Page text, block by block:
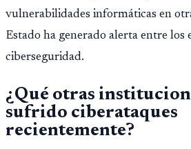
vulnerabilidades informáticas en
Estado ha generado alerta entre los
ciberseguridad.
¿Qué otras
sufrido ciberataques
recientemente?